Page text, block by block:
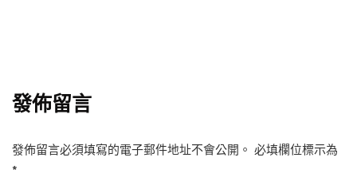
發佈留言
發佈留言必須填寫的電子郵件地址不會公開。 必填欄位標示為
*